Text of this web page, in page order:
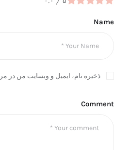
Name
ذخیره نام، ایمیل و وبسایت من در
Comment